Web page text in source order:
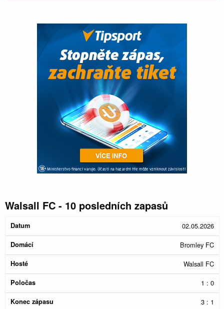
Walsall FC - 10 posledních zapasů
Datum
Konec
zápasu
02.05.2026
Bromley FC
Walsall FC
1 : 0
3 : 1